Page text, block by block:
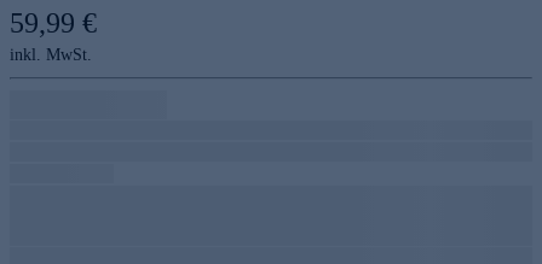
59,99 €
inkl. MwSt.